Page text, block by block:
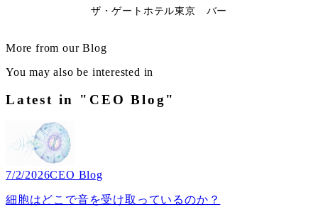
ザ・ゲートホテル東京 バー
More from our Blog
You may also be interested in
Latest in "CEO Blog"
7/2/2026CEO Blog
細胞はどこで音を受け取っているのか？